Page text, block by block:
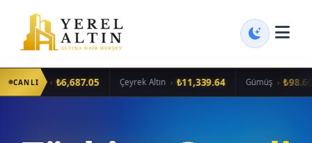
CANLI
Altın ₺6,687.05 Çeyrek Altın › ₺11,339.64 Gümüş › ₺98.60